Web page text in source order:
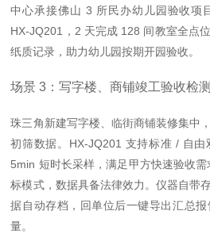
中心承接佛山 3 所民办幼儿园验收项
HX-JQ201，2 天完成 128 间教室全点
纸质记录，助力幼儿园按期开园验收。
场景 3：写字楼、商铺竣工验收检测
珠三角新建写字楼、临街商铺装修集中
初筛数据。HX-JQ201 支持标准 / 自由
5min 短时长采样，满足甲方快速验收
标模式，数据具备法律效力。仪器自带
据自动存档，回单位后一键导出汇总
量。